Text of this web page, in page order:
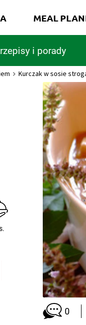
i porady
MEAL
Kurczak w sosie
0